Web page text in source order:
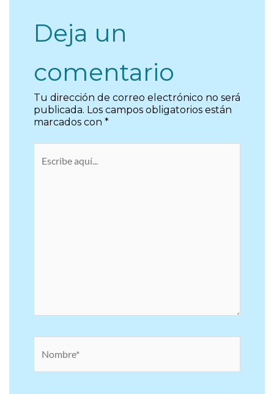
Deja un
comentario
Tu dirección de correo electrónico no será
publicada. Los campos obligatorios están
marcados con*
Nombre*